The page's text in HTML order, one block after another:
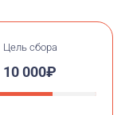
Цель сбора
10 000₽